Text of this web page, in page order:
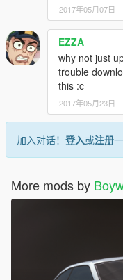
2017年05月07日
EZZA
why not just
trouble
this :c
2017年05月23日
加入对话！ 登入或注册
More mods by